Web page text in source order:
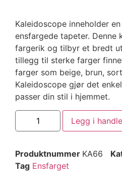
Kaleidoscope inneholder
ensfargede tapeter. Denne
fargerik og tilbyr et bredt
tillegg til sterke farger
farger som beige, brun,
Kaleidoscope gjør det
passer din stil i hjemmet.
Legg i
Produktnummer KA66
Tag Ensfarget